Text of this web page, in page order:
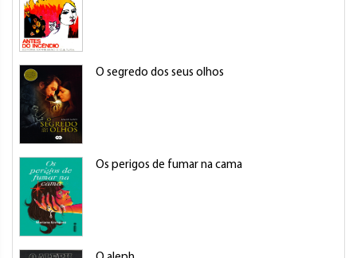
O segredo dos seus olhos
Os perigos de fumar na cama